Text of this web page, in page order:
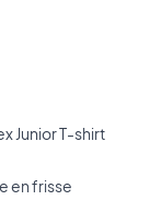
Junior T-shirt
en frisse